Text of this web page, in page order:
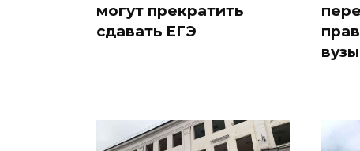
могут прекратить
сдавать ЕГЭ
вузы